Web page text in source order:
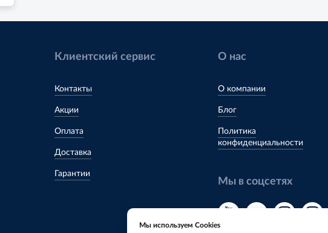
Клиентский сервис
Контакты
Акции
Оплата
Доставка
Гарантии
О нас
О компании
Блог
Политика
конфиденциальности
Мы в соцсетях
Мы используем Cookies